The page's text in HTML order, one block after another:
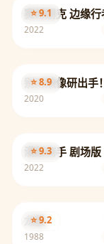
⭐ 9.1
赛博朋克 边缘行
2022
⭐ 8.9
别对映像研出手！
2020
⭐ 9.3
灌篮高手 剧场版
2022
⭐ 9.2
龙猫
1988